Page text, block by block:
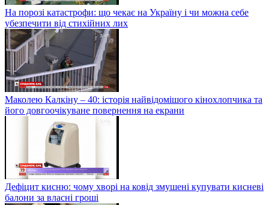
На порозі катастрофи: що чекає на Україну і чи можна себе
убезпечити від стихійних лих
Маколею Калкіну – 40: історія найвідомішого кінохлопчика та
його довгоочікуване повернення на екрани
Дефіцит кисню: чому хворі на ковід змушені купувати кисневі
балони за власні гроші